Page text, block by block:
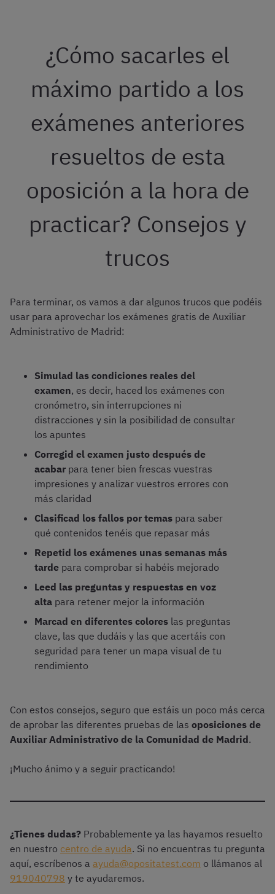
¿Cómo sacarles el
máximo partido a los
exámenes anteriores
resueltos de esta
oposición a la hora de
practicar? Consejos y
trucos
Para terminar, os vamos a dar algunos trucos que podéis
usar para aprovechar los exámenes gratis de Auxiliar
Administrativo de Madrid:
Simulad las condiciones reales del
examen, es decir, haced los exámenes con
cronómetro, sin interrupciones ni
distracciones y sin la posibilidad de consultar
los apuntes
Corregid el examen justo después de
acabar para tener bien frescas vuestras
impresiones y analizar vuestros errores con
más claridad
Clasificad los fallos por temas para saber
qué contenidos tenéis que repasar más
Repetid los exámenes unas semanas más
tarde para comprobar si habéis mejorado
Leed las preguntas y respuestas en voz
alta para retener mejor la información
Marcad en diferentes colores las preguntas
clave, las que dudáis y las que acertáis con
seguridad para tener un mapa visual de tu
rendimiento
Con estos consejos, seguro que estáis un poco más cerca
de aprobar las diferentes pruebas de las oposiciones de
Auxiliar Administrativo de la Comunidad de Madrid.
¡Mucho ánimo y a seguir practicando!
¿Tienes dudas? Probablemente ya las hayamos resuelto
en nuestro centro de ayuda. Si no encuentras tu pregunta
aquí, escríbenos a ayuda@opositatest.com o llámanos al
919040798 y te ayudaremos.